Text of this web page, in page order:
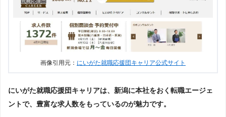
画像引用元： にいがた就職応援団キャリア公式サイト
にいがた就職応援団キャリアは、新潟に本社をおく転職エージェ
ントで、豊富な求人数をもっているのが魅力です。